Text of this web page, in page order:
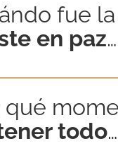
fue
en paz
qué
todo